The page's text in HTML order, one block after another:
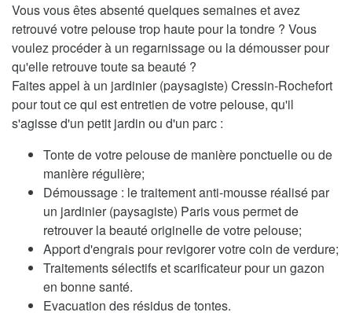
Vous vous êtes absenté quelques semaines et avez
retrouvé votre pelouse trop haute pour la tondre ? Vous
voulez procéder à un regarnissage ou la démousser pour
qu'elle retrouve toute sa beauté ?
Faites appel à un jardinier (paysagiste) Cressin-Rochefort
pour tout ce qui est entretien de votre pelouse, qu'il
s'agisse d'un petit jardin ou d'un parc :
Tonte de votre pelouse de manière ponctuelle ou de
manière régulière;
Démoussage : le traitement anti-mousse réalisé par
un jardinier (paysagiste) Paris vous permet de
retrouver la beauté originelle de votre pelouse;
Apport d'engrais pour revigorer votre coin de verdure;
Traitements sélectifs et scarificateur pour un gazon
en bonne santé.
Evacuation des résidus de tontes.